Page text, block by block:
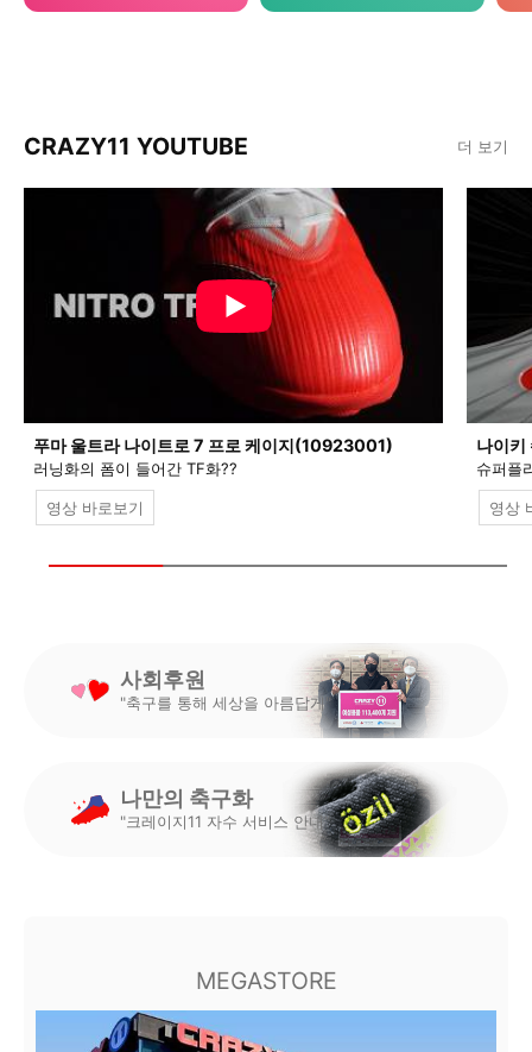
CRAZY11 YOUTUBE 더 보기
푸마 울트라 나이트로 7 프로 케이지(10923001)
러닝화의 폼이 들어간 TF화??
영상 바로보기
나이
슈퍼플
영상
사회후원
"축구를 통해 세상을 아름답게"
나만의 축구화
"크레이지11 자수 서비스 안내"
MEGASTORE